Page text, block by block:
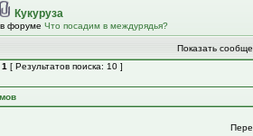
Кукуруза
в форуме Что посадим в междурядья?
Показать
1 [ Результатов поиска: 10 ]